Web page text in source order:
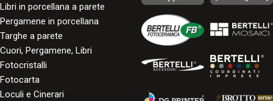
Libri in porcellana a parete
Pergamene in porcellana
Targhe a parete
Cuori, Pergamene, Libri
Fotocristalli
Fotocarta
Loculi e Cinerari